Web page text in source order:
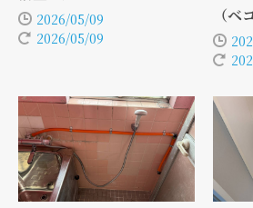
2026/05/09
2026/05/09
（ベ